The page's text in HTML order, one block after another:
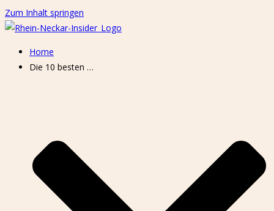
Zum Inhalt springen
Home
Die 10 besten …